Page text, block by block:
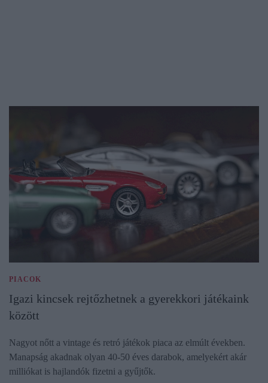
PIACOK
Igazi kincsek rejtőzhetnek a gyerekkori játékaink
között
Nagyot nőtt a vintage és retró játékok piaca az elmúlt években.
Manapság akadnak olyan 40-50 éves darabok, amelyekért akár
milliókat is hajlandók fizetni a gyűjtők.